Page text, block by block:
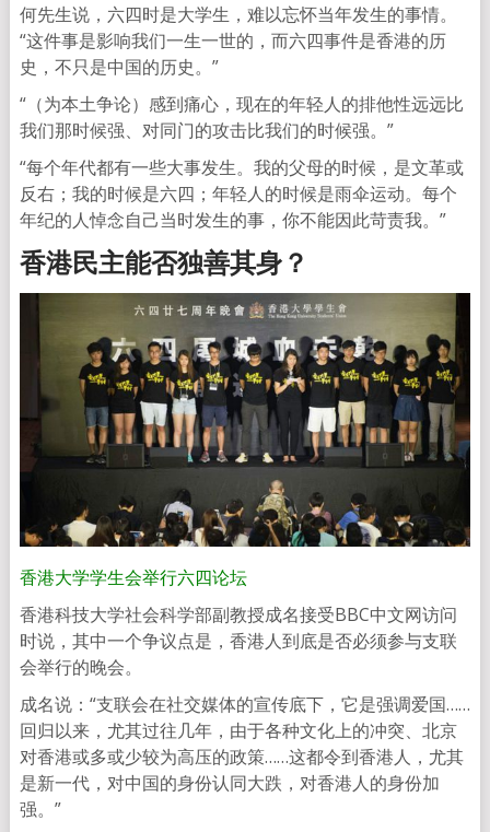
何先生说，六四时是大学生，难以忘怀当年发生的事情。
“这件事是影响我们一生一世的，而六四事件是香港的历
史，不只是中国的历史。”
“（为本土争论）感到痛心，现在的年轻人的排他性远远比
我们那时候强、对同门的攻击比我们的时候强。”
“每个年代都有一些大事发生。我的父母的时候，是文革或
反右；我的时候是六四；年轻人的时候是雨伞运动。每个
年纪的人悼念自己当时发生的事，你不能因此苛责我。”
香港民主能否独善其身？
香港大学学生会举行六四论坛
香港科技大学社会科学部副教授成名接受BBC中文网访问
时说，其中一个争议点是，香港人到底是否必须参与支联
会举行的晚会。
成名说：“支联会在社交媒体的宣传底下，它是强调爱国……
回归以来，尤其过往几年，由于各种文化上的冲突、北京
对香港或多或少较为高压的政策……这都令到香港人，尤其
是新一代，对中国的身份认同大跌，对香港人的身份加
强。”